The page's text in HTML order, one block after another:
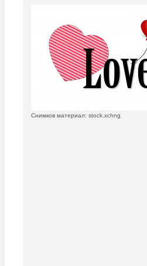
Снимков материал: stock.xchng